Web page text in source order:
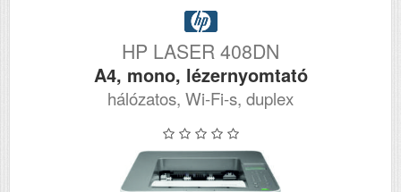
HP LASER 408DN
A4, mono, lézernyomtató
hálózatos, Wi-Fi-s, duplex